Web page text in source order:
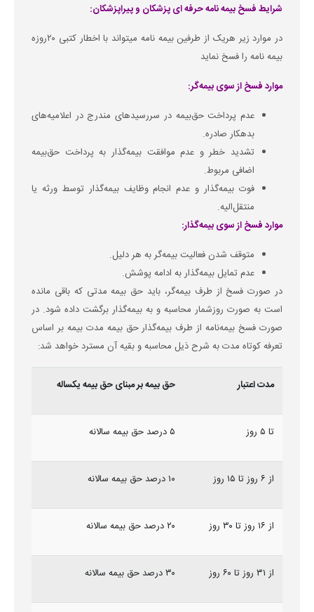
شرایط فسخ بیمه نامه حرفه ای پزشکان و پیراپزشکان:
در موارد زیر هریک از طرفین بیمه نامه میتواند با اخطار کتبی ۲۰روزه
بیمه نامه را فسخ نماید
موارد فسخ از سوی بیمه‌گر:
عدم پرداخت حق‌بیمه در سررسیدهای مندرج در اعلامیه‌های
بدهکار صادره.
تشدید خطر و عدم موافقت بیمه‌گذار به پرداخت حق‌بیمه
اضافی مربوط.
فوت بیمه‌گذار و عدم انجام وظایف بیمه‌گذار توسط ورثه یا
منتقل‌الیه.
موارد فسخ از سوی بیمه‌گذار:
متوقف شدن فعالیت بیمه‌گر به هر دلیل.
عدم تمایل بیمه‌گذار به ادامه پوشش.
در صورت فسخ از طرف بیمه‌گر، باید حق بیمه مدتی که باقی مانده
است به صورت روزشمار محاسبه و به بیمه‌گذار برگشت داده شود. در
صورت فسخ بیمه‌نامه از طرف بیمه‌گذار حق بیمه مدت بیمه بر اساس
تعرفه کوتاه مدت به شرح ذیل محاسبه و بقیه آن مسترد خواهد شد:
مدت اعتبار حق بیمه بر مبنای حق بیمه یکساله
تا ۵ روز ۵ درصد حق بیمه سالانه
از ۶ روز تا ۱۵ روز ۱۰ درصد حق بیمه سالانه
از ۱۶ روز تا ۳۰ روز ۲۰ درصد حق بیمه سالانه
از ۳۱ روز تا ۶۰ روز ۳۰ درصد حق بیمه سالانه